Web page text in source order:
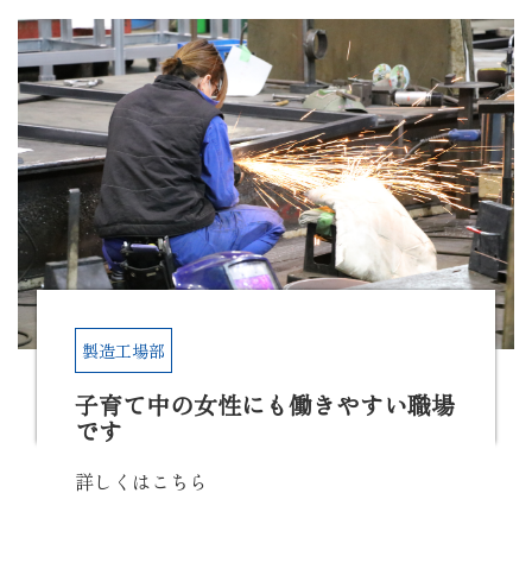
子育て中の女性にも働きやすい職場
です
製造工場部
詳しくはこちら